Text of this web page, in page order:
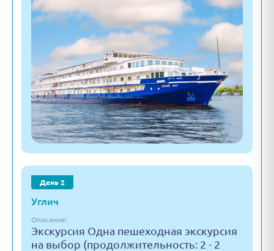
День 2
Углич
Описание:
Экскурсия Одна пешеходная экскурсия
на выбор (продолжительность: 2 - 2